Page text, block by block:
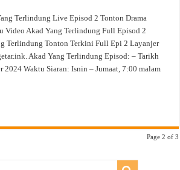
Terlindung Live Episod 2 Tonton Drama
Video Akad Yang Terlindung Full Episod 2
Terlindung Tonton Terkini Full Epi 2 Layanjer
Akad Yang Terlindung Episod: – Tarikh
2024 Waktu Siaran: Isnin – Jumaat, 7:00 malam
Page 2 of 3